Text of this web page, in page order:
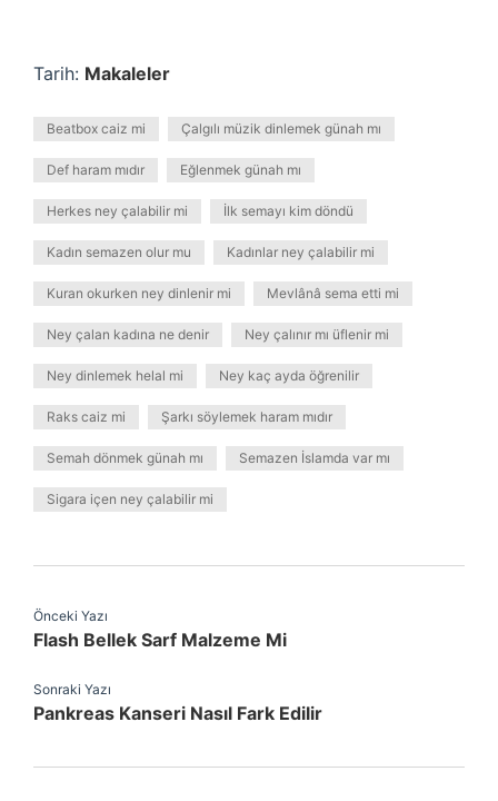
Tarih: Makaleler
Beatbox caiz mi Çalgılı müzik dinlemek günah mı
Def haram mıdır Eğlenmek günah mı
Herkes ney çalabilir mi İlk semayı kim döndü
Kadın semazen olur mu Kadınlar ney çalabilir mi
Kuran okurken ney dinlenir mi Mevlânâ sema etti mi
Ney çalan kadına ne denir Ney çalınır mı üflenir mi
Ney dinlemek helal mi Ney kaç ayda öğrenilir
Raks caiz mi Şarkı söylemek haram mıdır
Semah dönmek günah mı Semazen İslamda var mı
Sigara içen ney çalabilir mi
Önceki Yazı
Flash Bellek Sarf Malzeme Mi
Sonraki Yazı
Pankreas Kanseri Nasıl Fark Edilir